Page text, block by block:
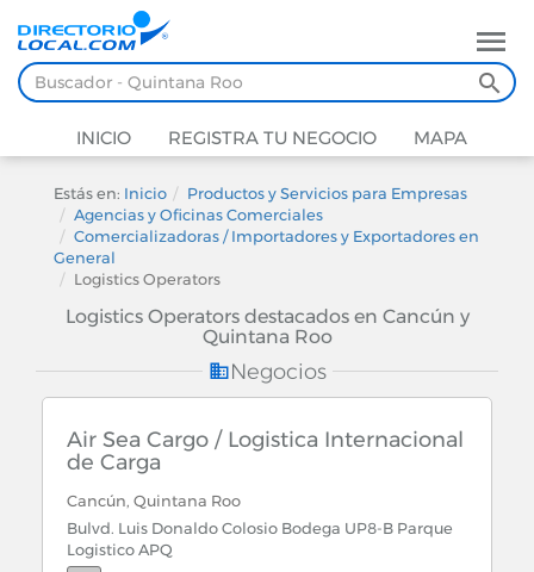
INICIO REGISTRA TU NEGOCIO MAPA
Estás en: Inicio
Productos y Servicios para Empresas
Agencias y Oficinas Comerciales
Comercializadoras / Importadores y Exportadores en
General
Logistics Operators
Logistics Operators destacados en Cancún y
Quintana Roo
Negocios
Air Sea Cargo / Logistica Internacional
de Carga
Cancún, Quintana Roo
Bulvd. Luis Donaldo Colosio Bodega UP8-B Parque
Logistico APQ